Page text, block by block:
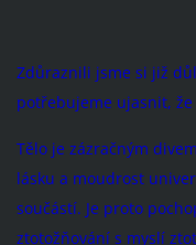
Zdůraznili jsme si již
potřebujeme ujasnit, že
Tělo je zázračným
lásku a moudrost
součástí. Je proto
ztotožňování s myslí